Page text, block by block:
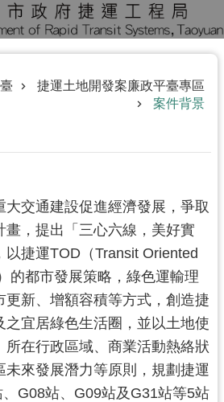
捷運土地開發案廉政平臺專區
案件背景
大交通建設促進經濟發展，爭取
畫，提出「三心六線，美好實
捷運TOD（Transit Oriented
的都市發展策略，綠色運輸理
更新、增額容積等方式，創造捷
之宜居綠色生活圈，並以土地使
所在行政區域、商業活動熱絡狀
未來發展潛力等原則，規劃捷運
G08站、G09站及G31站等5站